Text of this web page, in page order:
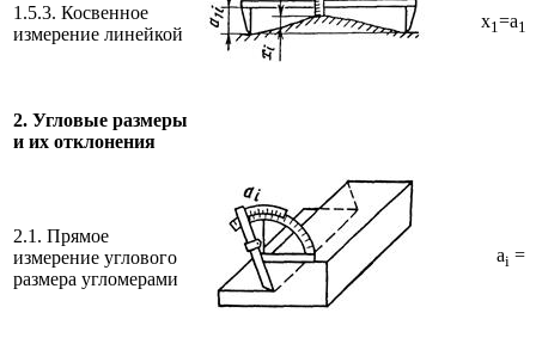
1.5.3. Косвенное
измерение линейкой
x1=a1i
2. Угловые размеры
и их отклонения
2.1. Прямое
измерение углового
размера угломерами
ai =